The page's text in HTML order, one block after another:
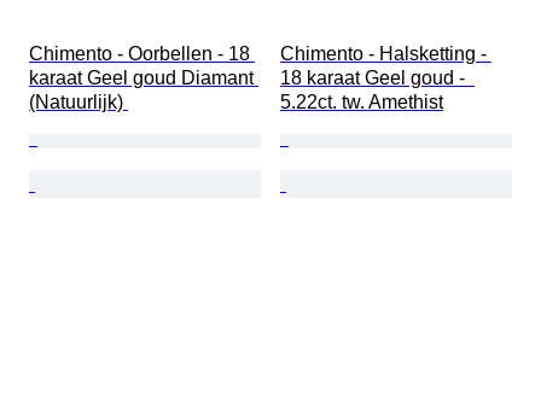
Chimento - Oorbellen - 18
karaat Geel goud Diamant
(Natuurlijk)
Chimento - Halsketting -
18 karaat Geel goud -
5.22ct. tw. Amethist